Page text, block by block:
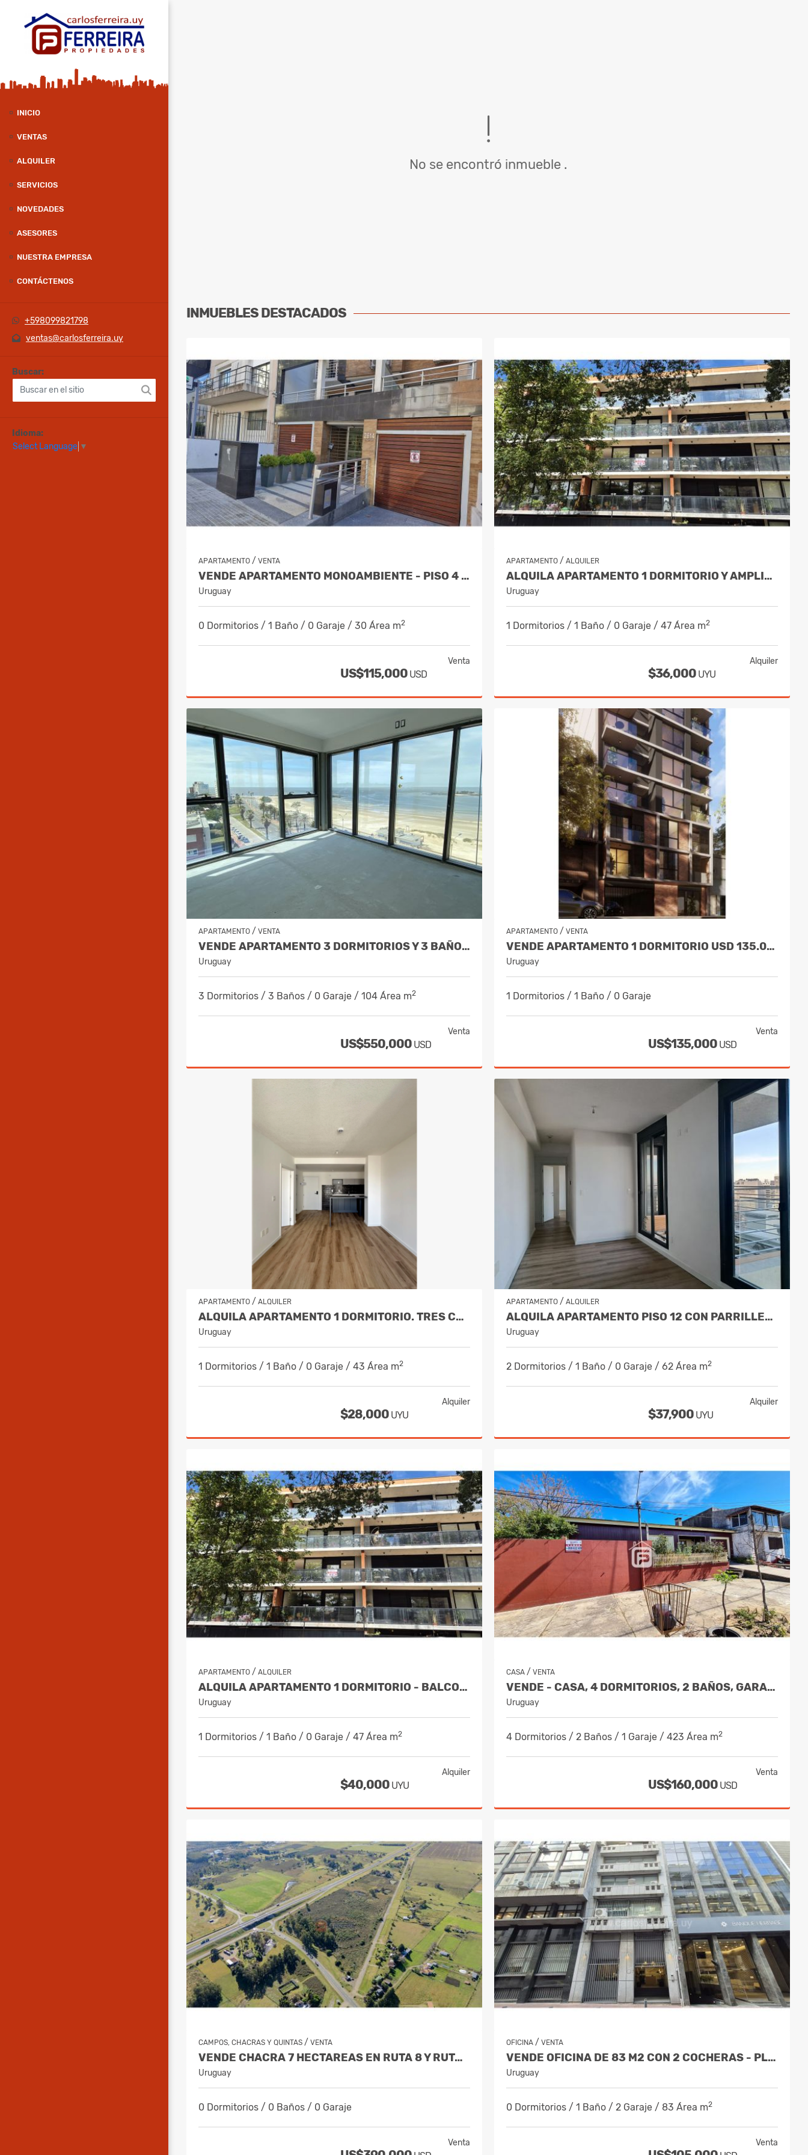
INICIO
VENTAS
ALQUILER
SERVICIOS
NOVEDADES
ASESORES
NUESTRA EMPRESA
CONTÁCTENOS
+598099821798
ventas@carlosferreira.uy
Buscar:
Idioma:
Select Language ▼
No se encontró inmueble .
INMUEBLESDESTACADOS
APARTAMENTO / VENTA
VENDE APARTAMENTO MONOAMBIENTE - PISO 4 AL FRENTE - ALQUILADO
Uruguay
0 Dormitorios / 1 Baño / 0 Garaje / 30 Área m2
Venta
US$115,000 USD
APARTAMENTO / ALQUILER
ALQUILA APARTAMENTO 1 DORMITORIO Y AMPLIO BALCON - POCITOS
Uruguay
1 Dormitorios / 1 Baño / 0 Garaje / 47 Área m2
Alquiler
$36,000 UYU
APARTAMENTO / VENTA
VENDE APARTAMENTO 3 DORMITORIOS Y 3 BAÑOS - RAMBLA
Uruguay
3 Dormitorios / 3 Baños / 0 Garaje / 104 Área m2
Venta
US$550,000 USD
APARTAMENTO / VENTA
VENDE APARTAMENTO 1 DORMITORIO USD 135.000
Uruguay
1 Dormitorios / 1 Baño / 0 Garaje
Venta
US$135,000 USD
APARTAMENTO / ALQUILER
ALQUILA APARTAMENTO 1 DORMITORIO. TRES CRUCES
Uruguay
1 Dormitorios / 1 Baño / 0 Garaje / 43 Área m2
Alquiler
$28,000 UYU
APARTAMENTO / ALQUILER
ALQUILA APARTAMENTO PISO 12 CON PARRILLERO
Uruguay
2 Dormitorios / 1 Baño / 0 Garaje / 62 Área m2
Alquiler
$37,900 UYU
APARTAMENTO / ALQUILER
ALQUILA APARTAMENTO 1 DORMITORIO - BALCON Y COCHERA - POCITOS
Uruguay
1 Dormitorios / 1 Baño / 0 Garaje / 47 Área m2
Alquiler
$40,000 UYU
CASA / VENTA
VENDE - CASA, 4 DORMITORIOS, 2 BAÑOS, GARAJE – BARRIO RIVERA CHICO SUR
Uruguay
4 Dormitorios / 2 Baños / 1 Garaje / 423 Área m2
Venta
US$160,000 USD
CAMPOS, CHACRAS Y QUINTAS / VENTA
VENDE CHACRA 7 HECTAREAS EN RUTA 8 Y RUTA 11 - A 10 KM DE ATLANTIDA
Uruguay
0 Dormitorios / 0 Baños / 0 Garaje
Venta
OFICINA / VENTA
VENDE OFICINA DE 83 M2 CON 2 COCHERAS - PLAZA MATRIZ - CIUDAD VIEJA
Uruguay
0 Dormitorios / 1 Baño / 2 Garaje / 83 Área m2
Venta